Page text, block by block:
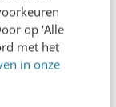
op ‘Alle
met het
in onze
waren
focus vindt